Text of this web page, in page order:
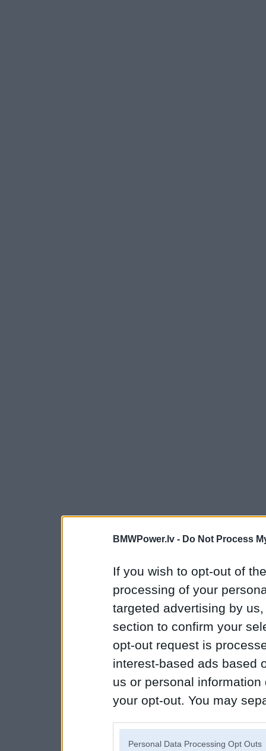
BMWPower.lv - Do Not Process
If you wish to opt-out of
processing of your
targeted advertising by
section to confirm your
opt-out request is
interest-based ads based
us or personal
your opt-out. You may
Personal Data Processing Opt Outs